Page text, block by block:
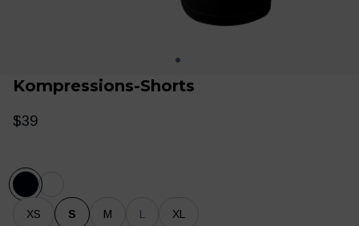
Trainingskleidung
Kompressions-Shorts
$39
XS S M L XL